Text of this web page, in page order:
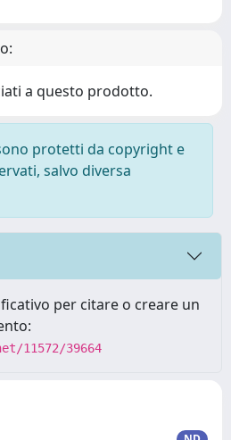
a questo prodotto.
protetti da copyright e
salvo diversa
per citare o creare un
11572/39664